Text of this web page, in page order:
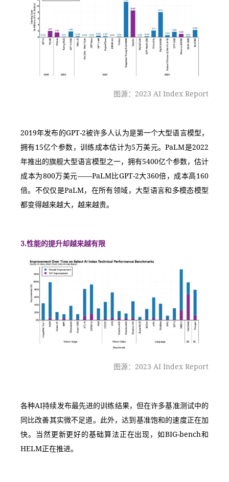
图源：2023 AI Index Report
2019年发布的GPT-2被许多人认为是第一个大型语言模型，
拥有15亿个参数，训练成本估计为5万美元。PaLM是2022
年推出的旗舰大型语言模型之一，拥有5400亿个参数，估计
成本为800万美元——PaLM比GPT-2大360倍，成本高160
倍。不仅仅是PaLM，在所有领域，大型语言和多模态模型
都变得越来越大，越来越贵。
3.性能的提升却越来越有限
图源：2023 AI Index Report
各种AI持续发布最先进的训练结果，但在许多基准测试中的
同比改善其实微不足道。此外，达到基准饱和的速度正在加
快。当然更新更好的基础算法正在出现，如BIG-bench和
HELM正在推进。